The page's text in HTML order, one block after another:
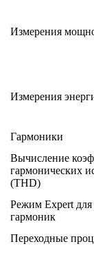
Измерения
Измерения
Гармоники
Вычисление
гармонических
(THD)
Режим Expert для
гармоник
Переходные